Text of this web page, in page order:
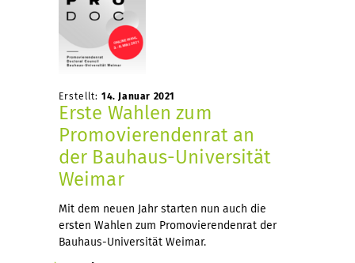
Erstellt: 14. Januar 2021
Erste Wahlen zum
Promovierendenrat an
der Bauhaus-Universität
Weimar
Mit dem neuen Jahr starten nun auch die
ersten Wahlen zum Promovierendenrat der
Bauhaus-Universität Weimar.